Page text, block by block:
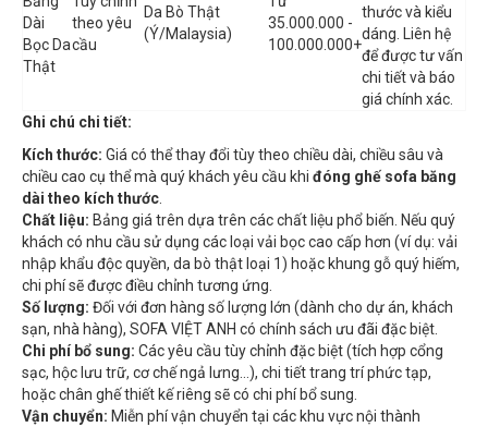
Dài
Bọc Da
Thật
theo yêu
cầu
Da Bò Thật
(Ý/Malaysia)
35.000.000 -
100.000.000+
thước và kiểu
dáng. Liên hệ
để được tư vấn
chi tiết và báo
giá chính xác.
Ghi chú chi tiết:
Kích thước: Giá có thể thay đổi tùy theo chiều dài, chiều sâu và
chiều cao cụ thể mà quý khách yêu cầu khi đóng ghế sofa băng
dài theo kích thước
Chất liệu: Bảng giá trên dựa trên các chất liệu phổ biến. Nếu quý
khách có nhu cầu sử dụng các loại vải bọc cao cấp hơn (ví dụ: vải
nhập khẩu độc quyền, da bò thật loại 1) hoặc khung gỗ quý hiếm,
chi phí sẽ được điều chỉnh tương ứng.
Số lượng: Đối với đơn hàng số lượng lớn (dành cho dự án, khách
sạn, nhà hàng), SOFA VIỆT ANH có chính sách ưu đãi đặc biệt.
Chi phí bổ sung: Các yêu cầu tùy chỉnh đặc biệt (tích hợp cổng
sạc, hộc lưu trữ, cơ chế ngả lưng...), chi tiết trang trí phức tạp,
hoặc chân ghế thiết kế riêng sẽ có chi phí bổ sung.
Vận chuyển: Miễn phí vận chuyển tại các khu vực nội thành